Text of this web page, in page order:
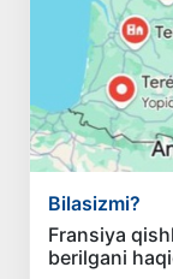
Bilasizmi?
Fransiya
berilgani